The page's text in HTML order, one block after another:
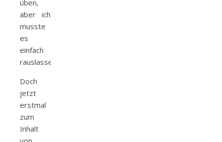
üben,
aber ich
musste
es
einfach
rauslassen.
Doch
jetzt
erstmal
zum
Inhalt